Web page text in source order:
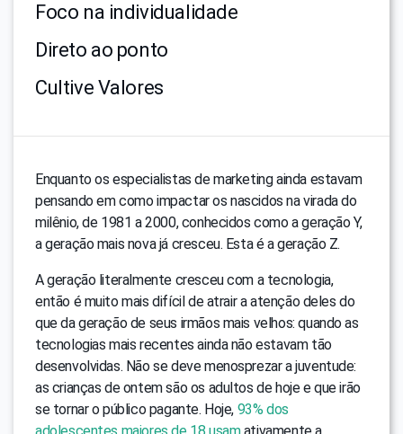
Foco na individualidade
Direto ao ponto
Cultive Valores
Enquanto os especialistas de marketing ainda estavam
pensando em como impactar os nascidos na virada do
milênio, de 1981 a 2000, conhecidos como a geração Y,
a geração mais nova já cresceu. Esta é a geração Z.
A geração literalmente cresceu com a tecnologia,
então é muito mais difícil de atrair a atenção deles do
que da geração de seus irmãos mais velhos: quando as
tecnologias mais recentes ainda não estavam tão
desenvolvidas. Não se deve menosprezar a juventude:
as crianças de ontem são os adultos de hoje e que irão
se tornar o público pagante. Hoje, 93% dos